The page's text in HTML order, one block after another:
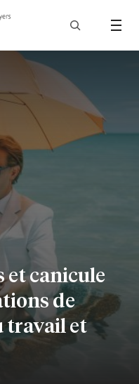
et canicule
de
travail et